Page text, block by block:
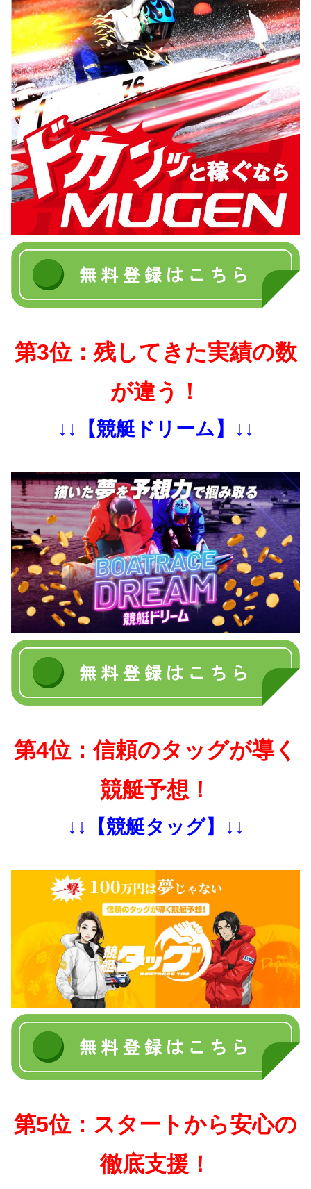
第3位：残してきた実績の数
が違う！
↓↓【競艇ドリーム】↓↓
第4位：信頼のタッグが導く
競艇予想！
↓↓【競艇タッグ】↓↓
第5位：スタートから安心の
徹底支援！